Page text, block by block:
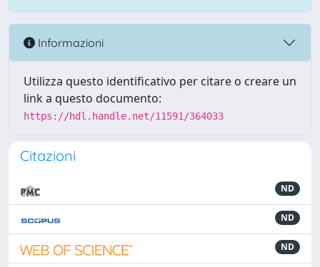
Informazioni
Utilizza questo identificativo per citare o creare un
link a questo documento:
https://hdl.handle.net/11591/364033
Citazioni
ND
ND
ND